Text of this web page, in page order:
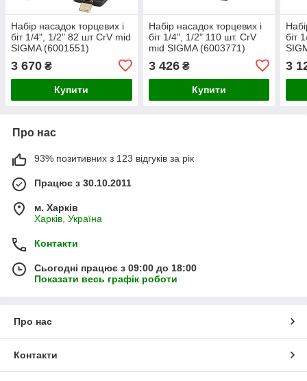
Набір насадок торцевих і
біт 1/4", 1/2" 82 шт CrV mid
SIGMA (6001551)
3 670 ₴
Купити
Набір насадок торцевих і
біт 1/4", 1/2" 110 шт. CrV
mid SIGMA (6003771)
3 426₴
Купити
біт
3
Про нас
93% позитивних з 123 відгуків за рік
Працює з 30.10.2011
м. Харків
Харків, Україна
Контакти
Сьогодні працює з 09:00 до 18:00
Показати весь графік роботи
Про нас
Контакти